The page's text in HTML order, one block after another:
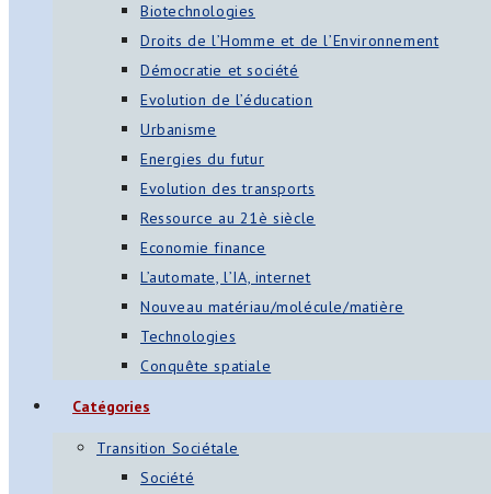
Biotechnologies
Droits de l’Homme et de l’Environnement
Démocratie et société
Evolution de l’éducation
Urbanisme
Energies du futur
Evolution des transports
Ressource au 21è siècle
Economie finance
L’automate, l’IA, internet
Nouveau matériau/molécule/matière
Technologies
Conquête spatiale
Catégories
Transition Sociétale
Société